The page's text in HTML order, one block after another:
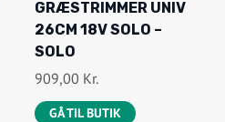
GRÆSTRIMMER UNIV
26CM 18V SOLO –
SOLO
909,00 Kr.
GÅ TIL BUTIK